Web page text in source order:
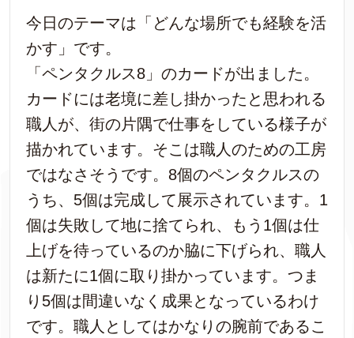
今日のテーマは「どんな場所でも経験を活
かす」です。
「ペンタクルス8」のカードが出ました。
カードには老境に差し掛かったと思われる
職人が、街の片隅で仕事をしている様子が
描かれています。そこは職人のための工房
ではなさそうです。8個のペンタクルスの
うち、5個は完成して展示されています。1
個は失敗して地に捨てられ、もう1個は仕
上げを待っているのか脇に下げられ、職人
は新たに1個に取り掛かっています。つま
り5個は間違いなく成果となっているわけ
です。職人としてはかなりの腕前であるこ